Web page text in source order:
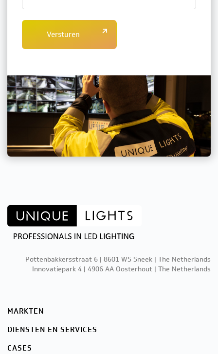
address
Pottenbakkersstraat 6 | 8601 WS Sneek | The Netherlands
Innovatiepark 4 | 4906 AA Oosterhout | The Netherlands
MARKTEN
DIENSTEN EN SERVICES
CASES